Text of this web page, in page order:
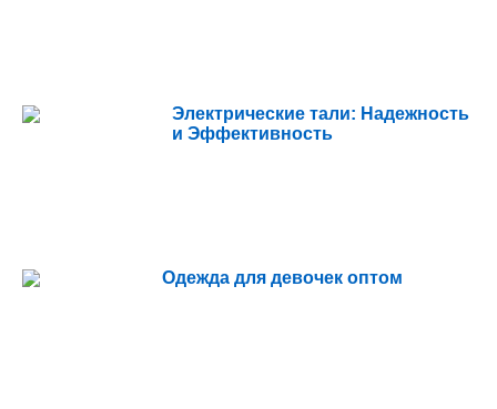
Электрические тали: Надежность
и Эффективность
Одежда для девочек оптом